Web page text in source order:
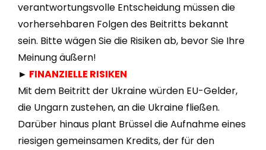
verantwortungsvolle Entscheidung müssen die
vorhersehbaren Folgen des Beitritts bekannt
sein. Bitte wägen Sie die Risiken ab, bevor Sie Ihre
Meinung äußern!
► FINANZIELLE RISIKEN
Mit dem Beitritt der Ukraine würden EU-Gelder,
die Ungarn zustehen, an die Ukraine fließen.
Darüber hinaus plant Brüssel die Aufnahme eines
riesigen gemeinsamen Kredits, der für den